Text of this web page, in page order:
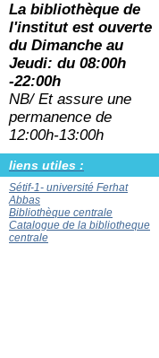
La bibliothèque de
l'institut est ouverte
du Dimanche au
Jeudi: du 08:00h
-22:00h
NB/ Et assure une
permanence de
12:00h-13:00h
liens utiles :
Sétif-1- université Ferhat
Abbas
Bibliothèque centrale
Catalogue de la bibliotheque
centrale